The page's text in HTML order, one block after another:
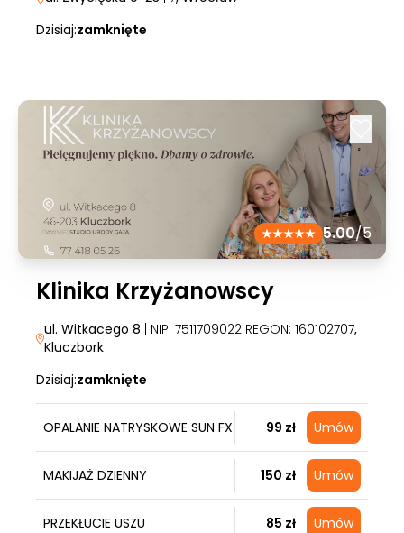
Dzisiaj:zamknięte
5.00/5
Klinika Krzyżanowscy
ul. Witkacego 8 | NIP: 7511709022 REGON: 160102707,
Kluczbork
Dzisiaj:zamknięte
OPALANIE NATRYSKOWE SUN FX 99 zł Umów
MAKIJAŻ DZIENNY 150 zł Umów
PRZEKŁUCIE USZU 85 zł Umów